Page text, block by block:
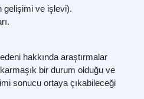
gelişimi ve işlevi).
hakkında araştırmalar
bir durum olduğu ve
sonucu ortaya çıkabileceği